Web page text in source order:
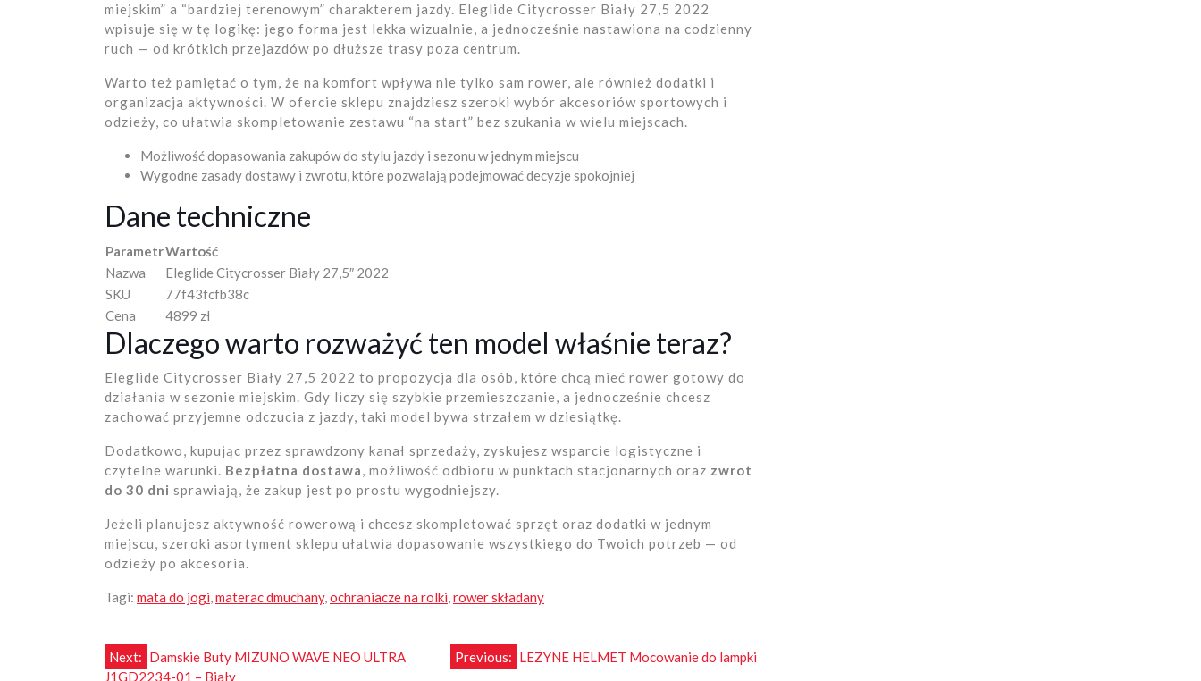
miejskim” a “bardziej terenowym” charakterem jazdy. Eleglide Citycrosser Biały 27,5 2022
wpisuje się w tę logikę: jego forma jest lekka wizualnie, a jednocześnie nastawiona na codzienny
ruch — od krótkich przejazdów po dłuższe trasy poza centrum.
Warto też pamiętać o tym, że na komfort wpływa nie tylko sam rower, ale również dodatki i
organizacja aktywności. W ofercie sklepu znajdziesz szeroki wybór akcesoriów sportowych i
odzieży, co ułatwia skompletowanie zestawu “na start” bez szukania w wielu miejscach.
Możliwość dopasowania zakupów do stylu jazdy i sezonu w jednym miejscu
Wygodne zasady dostawy i zwrotu, które pozwalają podejmować decyzje spokojniej
Dane techniczne
ParametrWartość
Nazwa
Eleglide Citycrosser Biały 27,5″ 2022
SKU
77f43fcfb38c
Cena
4899 zł
Dlaczego warto rozważyć ten model właśnie teraz?
Eleglide Citycrosser Biały 27,5 2022 to propozycja dla osób, które chcą mieć rower gotowy do
działania w sezonie miejskim. Gdy liczy się szybkie przemieszczanie, a jednocześnie chcesz
zachować przyjemne odczucia z jazdy, taki model bywa strzałem w dziesiątkę.
Dodatkowo, kupując przez sprawdzony kanał sprzedaży, zyskujesz wsparcie logistyczne i
czytelne warunki. Bezpłatna dostawa, możliwość odbioru w punktach stacjonarnych oraz zwrot
do 30 dni sprawiają, że zakup jest po prostu wygodniejszy.
Jeżeli planujesz aktywność rowerową i chcesz skompletować sprzęt oraz dodatki w jednym
miejscu, szeroki asortyment sklepu ułatwia dopasowanie wszystkiego do Twoich potrzeb — od
odzieży po akcesoria.
Tagi: mata do jogi,materac dmuchany,ochraniacze na rolki,rower składany
Nawigacja
Previous: LEZYNE HELMET Mocowanie do lampki
Next: Damskie Buty MIZUNO WAVE NEO ULTRA
J1GD2234-01 – Biały